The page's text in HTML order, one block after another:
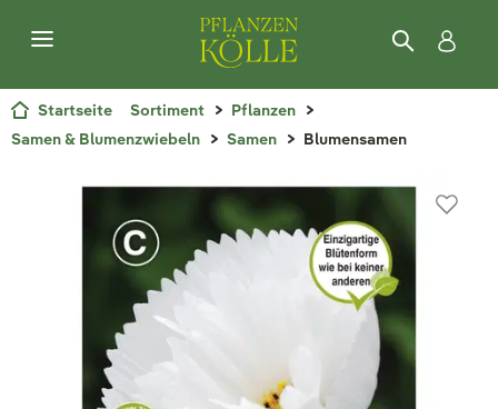
Startseite Sortiment
Pflanzen
Samen & Blumenzwiebeln
Samen Blumensamen